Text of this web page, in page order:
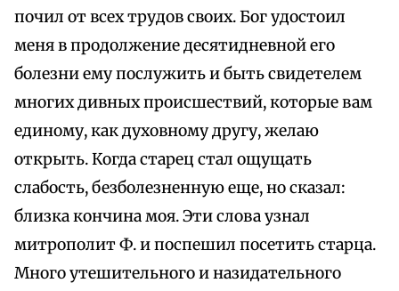
почил от всех трудов своих. Бог удостоил
меня в продолжение десятидневной его
болезни ему послужить и быть свидетелем
многих дивных происшествий, которые вам
единому, как духовному другу, желаю
открыть. Когда старец стал ощущать
слабость, безболезненную еще, но сказал:
близка кончина моя. Эти слова узнал
митрополит Ф. и поспешил посетить старца.
Много утешительного и назидательного